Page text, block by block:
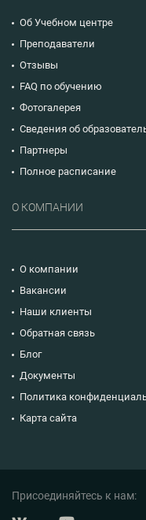
Об Учебном центре
Преподаватели
Отзывы
FAQ по обучению
Фотогалерея
Сведения об
Партнеры
Полное расписание
О КОМПАНИИ
О компании
Вакансии
Наши клиенты
Обратная связь
Блог
Документы
Политика
Карта сайта
Присоединяйтесь к нам: